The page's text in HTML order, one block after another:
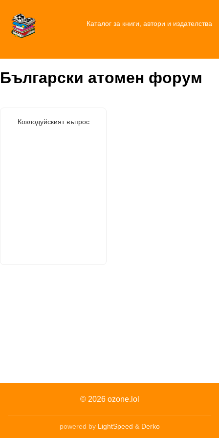
Каталог за книги, автори и издателства
Български атомен форум
Козлодуйският въпрос
© 2026 ozone.lol
powered by LightSpeed & Derko